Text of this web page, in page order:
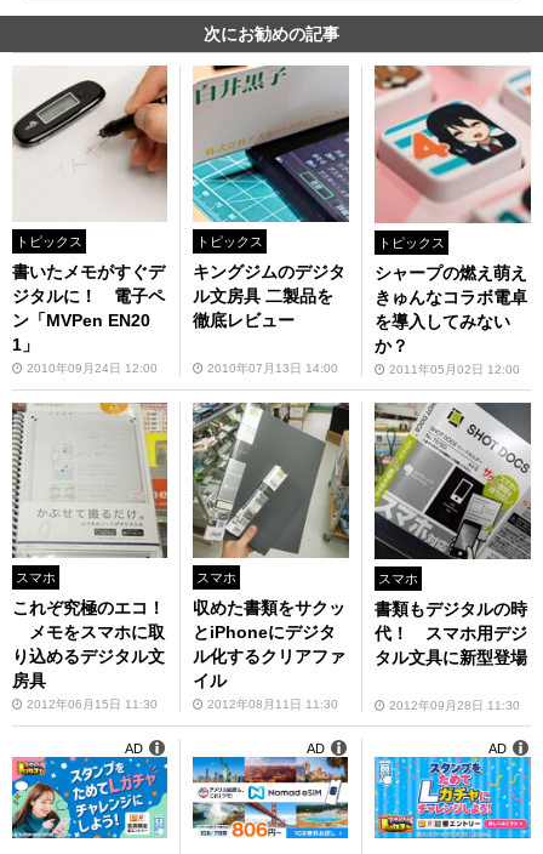
次にお勧めの記事
トピックス
書いたメモがすぐデ
ジタルに！ 電子ペ
ン「MVPen EN20
1」
2010年09月24日 12:00
トピックス
キングジムのデジタ
ル文房具 二製品を
徹底レビュー
2010年07月13日 14:00
トピックス
シャープの燃え萌え
きゅんなコラボ電卓
を導入してみない
か？
2011年05月02日 12:00
スマホ
これぞ究極のエコ！
メモをスマホに取
り込めるデジタル文
房具
2012年06月15日 11:30
スマホ
収めた書類をサクッ
とiPhoneにデジタ
ル化するクリアファ
イル
2012年08月11日 11:30
スマホ
書類もデジタルの時
代！ スマホ用デジ
タル文具に新型登場
2012年09月28日 11:30
AD AD AD